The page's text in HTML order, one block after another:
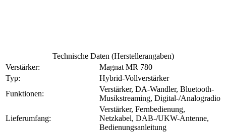
Technische Daten (Herstellerangaben)
Verstärker:
Magnat MR 780
Typ:
Hybrid-Vollverstärker
Funktionen:
Verstärker, DA-Wandler, Bluetooth-
Musikstreaming, Digital-/Analogradio
Lieferumfang:
Verstärker, Fernbedienung,
Netzkabel, DAB-/UKW-Antenne,
Bedienungsanleitung